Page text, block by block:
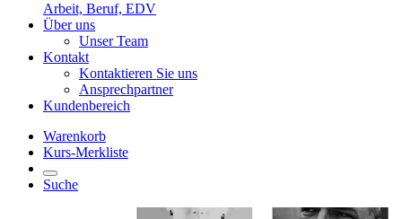
Arbeit, Beruf, EDV
Über uns
Unser Team
Kontakt
Kontaktieren Sie uns
Ansprechpartner
Kundenbereich
Warenkorb
Kurs-Merkliste
Suche